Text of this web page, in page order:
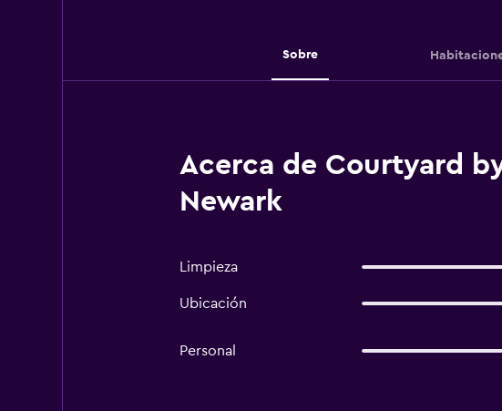
Sobre
Acerca de Courtyard
Newark
Limpieza
Ubicación
Personal